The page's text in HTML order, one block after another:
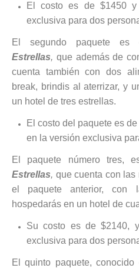
El costo es de $1450
exclusiva para dos
El segundo paquete
Estrellas, que además de
cuenta también con dos
break, brindis al aterrizar, y
un hotel de tres estrellas.
El costo del paquete es
en la versión exclusiva
El paquete número tres,
Estrellas, que cuenta con las
el paquete anterior, con
hospedarás en un hotel de
Su costo es de $2140,
exclusiva para dos
El quinto paquete,